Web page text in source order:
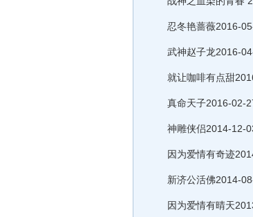
忍冬艳蔷薇2016-
武神赵子龙2016-04-
就让咖啡有点甜
真命天子2016-02-
神雕侠侣2014-12-
因为爱情有奇迹
新济公活佛2014-08-
因为爱情有晴天